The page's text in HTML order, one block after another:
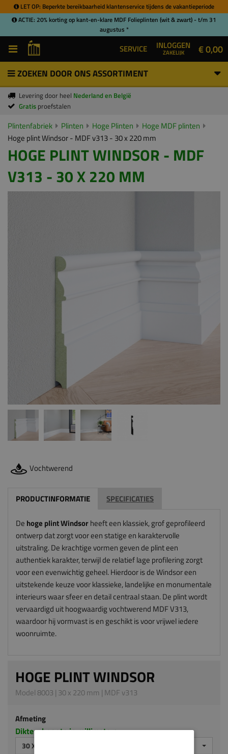
LET OP: Beperkte bereikbaarheid klantenservice tijdens de vakantieperiode
ACTIE: 20% korting op kant-en-klare MDF Folieplinten (wit & zwart) - t/m 31
augustus *
SERVICE INLOGGEN
ZAKELIJK € 0,00
ZOEKEN DOOR ONS ASSORTIMENT
Levering door heel Nederland en België
Gratis proefstalen
Plintenfabriek Plinten Hoge Plinten
Hoge MDF plinten
Hoge plint Windsor - MDF v313 - 30 x 220 mm
HOGE PLINT WINDSOR - MDF
V313 - 30 X 220 MM
Vochtwerend
PRODUCTINFORMATIE SPECIFICATIES
De hoge plint Windsorheeft een klassiek, grof geprofileerd
ontwerp dat zorgt voor een statige en karaktervolle
uitstraling. De krachtige vormen geven de plint een
authentiek karakter, terwijl de relatief lage profilering zorgt
voor een evenwichtig geheel. Hierdoor is de Windsor een
uitstekende keuze voor klassieke, landelijke en monumentale
interieurs waar sfeer en detail centraal staan. De plint wordt
vervaardigd uit hoogwaardig vochtwerend MDF V313,
waardoor hij vormvast is en geschikt is voor vrijwel iedere
woonruimte.
HOGE PLINT WINDSOR
Model 8003 | 30 x 220 mm | MDF v313
Afmeting
Dikte x hoogte in millimeters
30 X 220 MM